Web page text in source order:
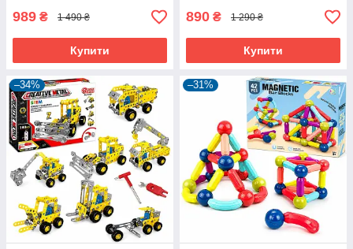
989 ₴ 1 490 ₴
Купити
890 ₴ 1 290 ₴
Купити
–34% –31%